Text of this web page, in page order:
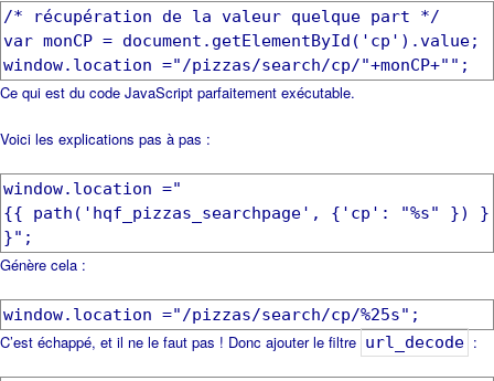
/* récupération de la valeur quelque part */
var monCP = document.getElementById('cp').value;
window.location ="/pizzas/search/cp/"+monCP+"";
Ce qui est du code JavaScript parfaitement exécutable.
Voici les explications pas à pas :
window.location ="
{{ path('hqf_pizzas_searchpage', {'cp': "%s" }) }
}";
Génère cela :
window.location ="/pizzas/search/cp/%25s";
C’est échappé, et il ne le faut pas ! Donc ajouter le filtre url_decode :